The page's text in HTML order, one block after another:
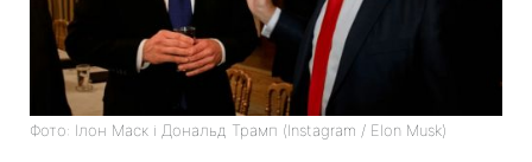
Фото: Ілон Маск і Дональд Трамп (Instagram / Elon Musk)